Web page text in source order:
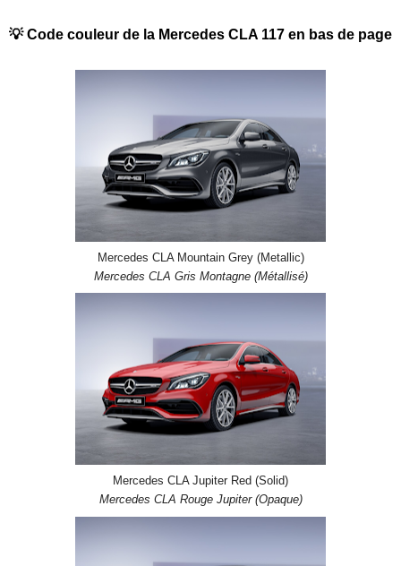
💡 Code couleur de la Mercedes CLA 117 en bas de page
Mercedes CLA Mountain Grey (Metallic)
Mercedes CLA Gris Montagne (Métallisé)
Mercedes CLA Jupiter Red (Solid)
Mercedes CLA Rouge Jupiter (Opaque)